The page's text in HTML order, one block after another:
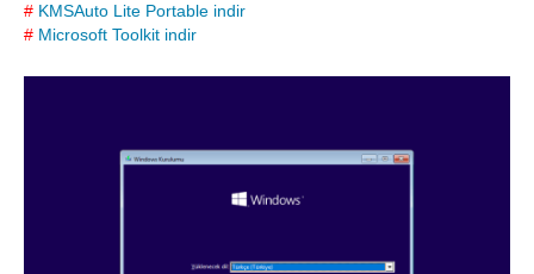
# KMSAuto Lite Portable indir
# Microsoft Toolkit indir